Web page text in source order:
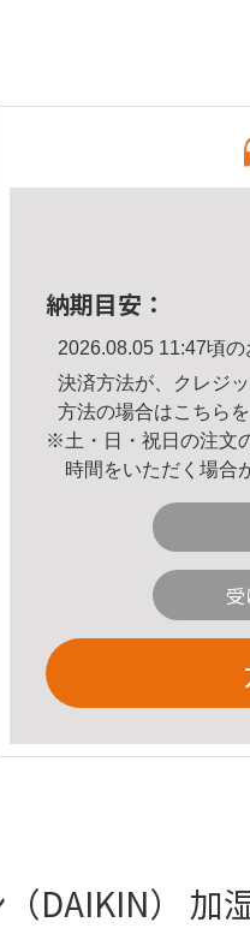
納期目安：
2026.08.05 11:47頃の
決済方法が、クレジ
方法の場合はこちら
※土・日・祝日の注文
時間をいただく場合
DAIKIN） 加